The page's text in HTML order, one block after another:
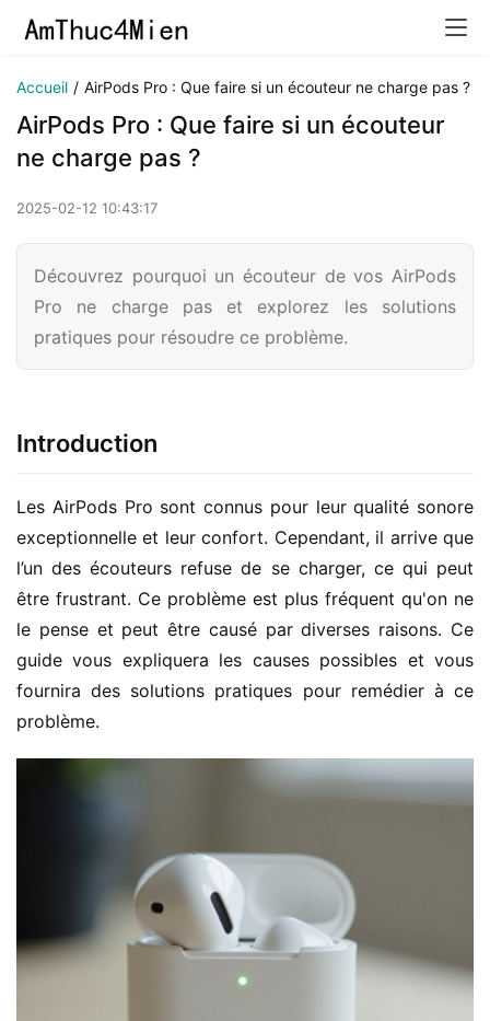
Accueil / AirPods Pro : Que faire si un écouteur ne charge pas ?
AirPods Pro : Que faire si un écouteur
ne charge pas ?
2025-02-12 10:43:17
Découvrez pourquoi un écouteur de vos AirPods
Pro ne charge pas et explorez les solutions
pratiques pour résoudre ce problème.
Introduction
Les AirPods Pro sont connus pour leur qualité sonore
exceptionnelle et leur confort. Cependant, il arrive que
l’un des écouteurs refuse de se charger, ce qui peut
être frustrant. Ce problème est plus fréquent qu'on ne
le pense et peut être causé par diverses raisons. Ce
guide vous expliquera les causes possibles et vous
fournira des solutions pratiques pour remédier à ce
problème.